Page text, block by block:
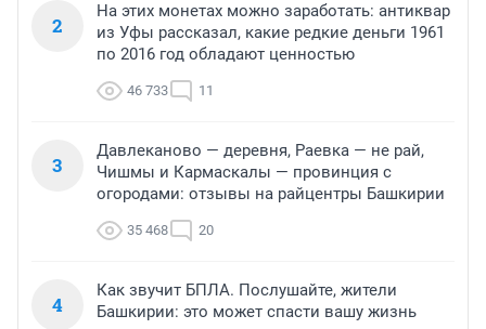
2
На этих монетах можно заработать: антиквар
из Уфы рассказал, какие редкие деньги 1961
по 2016 год обладают ценностью
46 733 11
3
Давлеканово — деревня, Раевка — не рай,
Чишмы и Кармаскалы — провинция с
огородами: отзывы на райцентры Башкирии
35 468 20
4
Как звучит БПЛА. Послушайте, жители
Башкирии: это может спасти вашу жизнь